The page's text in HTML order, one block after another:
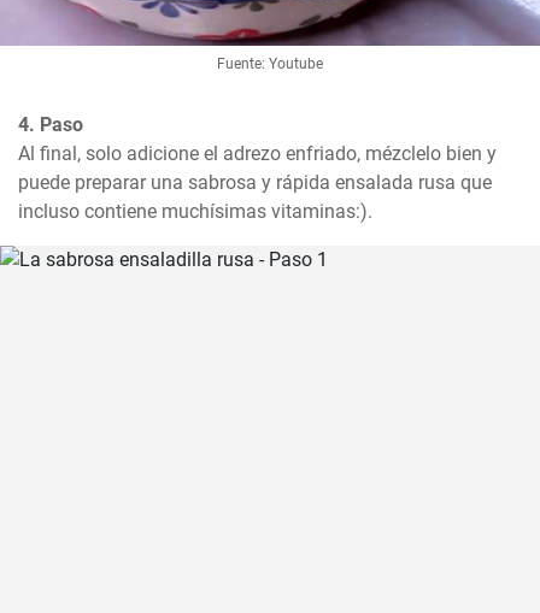
Fuente: Youtube
4. Paso
Al final, solo adicione el adrezo enfriado, mézclelo bien y
puede preparar una sabrosa y rápida ensalada rusa que
incluso contiene muchísimas vitaminas:).